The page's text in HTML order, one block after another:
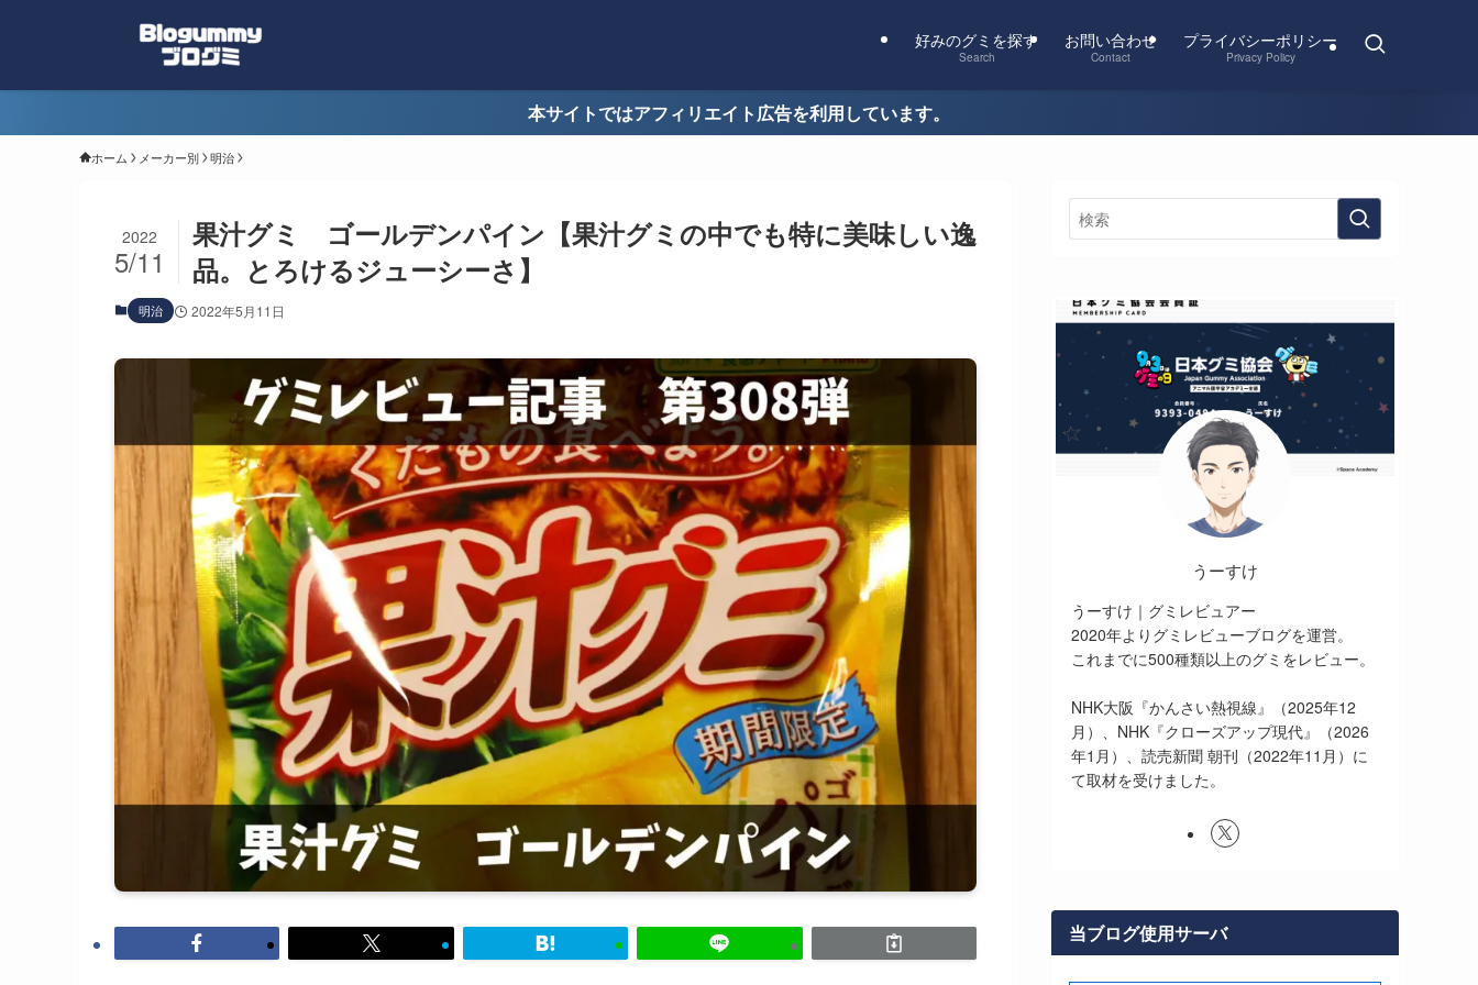
好みのグミを探す
Search
お問い合わせ
Contact
プライバシーポリシー
Privacy Policy
本サイトではアフィリエイト広告を利用しています。
ホーム メーカー別 明治
果汁グミ ゴールデンパイン【果汁グミの中でも特に美味しい逸
品。とろけるジューシーさ】
2022
5/11
明治 2022年5月11日
うーすけ
うーすけ｜グミレビュアー
2020年よりグミレビューブログを運営。
これまでに500種類以上のグミをレビュー。
NHK大阪『かんさい熱視線』（2025年12
月）、NHK『クローズアップ現代』（2026
年1月）、読売新聞 朝刊（2022年11月）に
て取材を受けました。
当ブログ使用サーバ